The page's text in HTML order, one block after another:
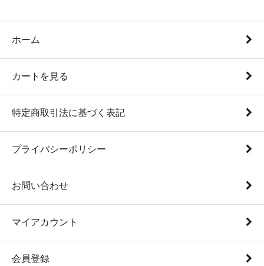
ホーム
カートを見る
特定商取引法に基づく表記
プライバシーポリシー
お問い合わせ
マイアカウント
会員登録